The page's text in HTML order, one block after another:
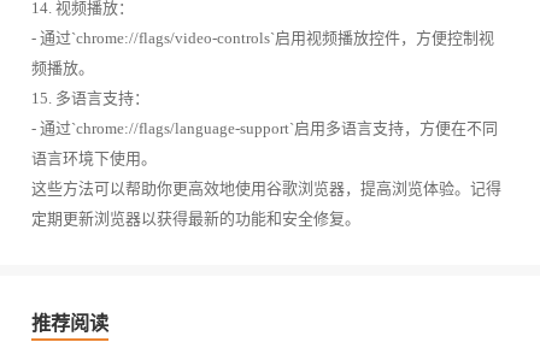
14. 视频播放：
- 通过`chrome://flags/video-controls`启用视频播放控件，方便控制视
频播放。
15. 多语言支持：
- 通过`chrome://flags/language-support`启用多语言支持，方便在不同
语言环境下使用。
这些方法可以帮助你更高效地使用谷歌浏览器，提高浏览体验。记得
定期更新浏览器以获得最新的功能和安全修复。
推荐阅读